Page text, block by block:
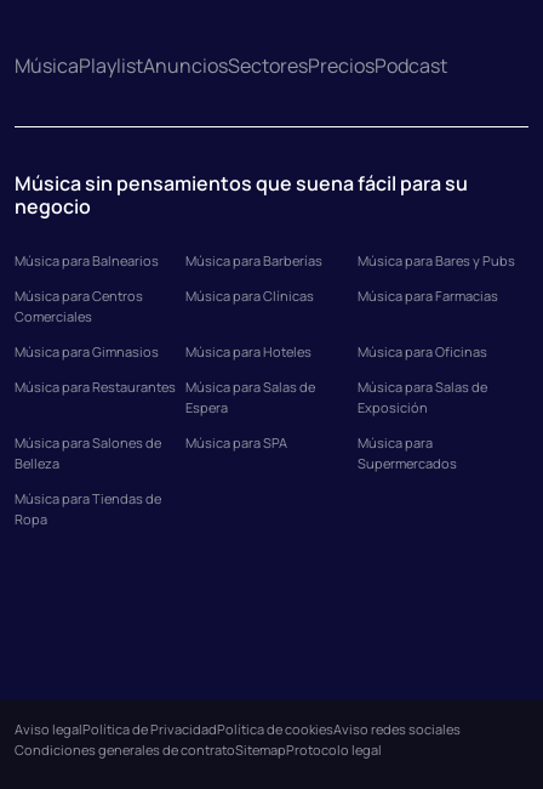
MúsicaPlaylistAnunciosSectoresPreciosPodcast
Música sin pensamientos que suena fácil para su
negocio
Música para Balnearios Música para Barberías
Música para Bares y Pubs
Música para Centros
Comerciales
Música para Clínicas Música para Farmacias
Música para Gimnasios Música para Hoteles
Música para Oficinas
Música para Restaurantes Música para Salas de
Espera
Música para Salas de
Exposición
Música para Salones de
Belleza
Música para SPA
Música para
Supermercados
Música para Tiendas de
Ropa
Aviso legalPolítica de PrivacidadPolítica de cookiesAviso redes sociales
Condiciones generales de contratoSitemapProtocolo legal